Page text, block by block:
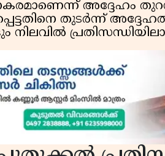
അദ്ദേഹം
തുടർന്ന്